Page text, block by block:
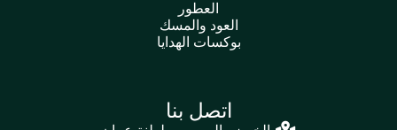
العطور
العود والمسك
بوكسات الهدايا
اتصل بنا